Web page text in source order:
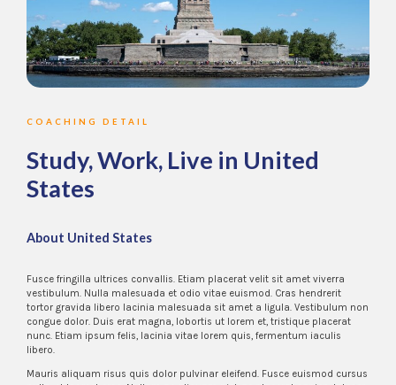
COACHING DETAIL
Study, Work, Live in United
States
About United States
Fusce fringilla ultrices convallis. Etiam placerat velit sit amet viverra
vestibulum. Nulla malesuada et odio vitae euismod. Cras hendrerit
tortor gravida libero lacinia malesuada sit amet a ligula. Vestibulum non
congue dolor. Duis erat magna, lobortis ut lorem et, tristique placerat
nunc. Etiam ipsum felis, lacinia vitae lorem quis, fermentum iaculis
libero.
Mauris aliquam risus quis dolor pulvinar eleifend. Fusce euismod cursus